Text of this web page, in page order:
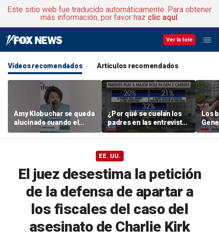
Este sitio web fue traducido automáticamente. Para obtener
más información, por favor haz clic aquí.
Ver la tele
Vídeos recomendados Artículos recomendados
Amy Klobuchar se queda
alucinada cuando el
público estalla en
abucheos: «¡Vaya!»
¿Por qué se cuelan los
padres en las entrevistas
de trabajo de la
Generación Z?
Los
se
EE. UU.
El juez desestima la petición
de la defensa de apartar a
los fiscales del caso del
asesinato de Charlie Kirk